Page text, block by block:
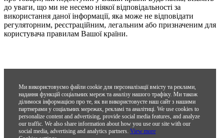
до уваги, що ми не несемо ніякої відповідальності за
використання даної інформації, яка може не відповідати
регуляторним, реєстраційним, легальним або призначеним для
користувача правилам Вашої країни.
Ми використовуємо файли cookie для персоналізації вмісту та реклами,
надання функцій соціальних мереж та аналізу нашого трафіку. Ми також
ділимося інформацією про те, як ви використовуєте наш сайт з нашими
партнерами у соціальних мережах, рекламі та аналітиці. We use cookies to
personalize content and advertising, provide social media features, and analyze
our traffic. We also share information about how you use our site with our
social media, advertising and analytics partners. View more